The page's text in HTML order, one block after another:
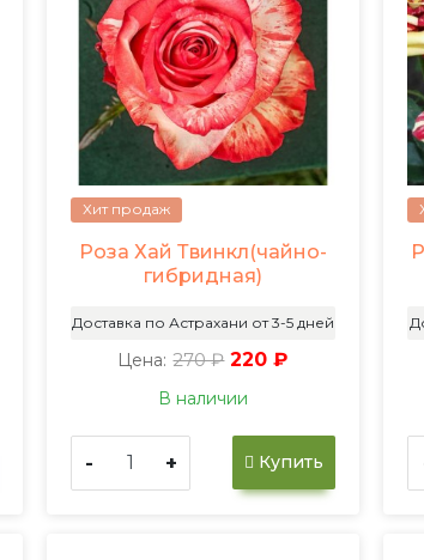
Хит продаж
Роза Хай Твинкл(чайно-
гибридная)
Доставка по Астрахани от 3-5 дней
Цена: 270 ₽ 220 ₽
В наличии
- + Купить